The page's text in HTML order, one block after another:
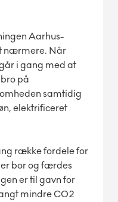
Aarhus-
nærmere. Når
i gang med at
på
samtidig
elektrificeret
række fordele for
bor og færdes
er til gavn for
mindre CO2